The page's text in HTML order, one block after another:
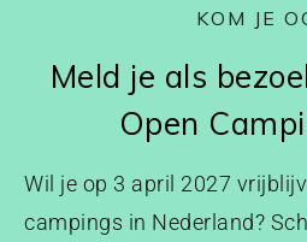
KOM JE
Meld je als
Open
Wil je op 3 april 2027
campings in Nederland?